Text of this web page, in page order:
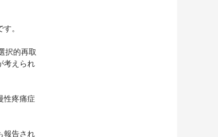
。
択的再取
考えられ
性疼痛症
報告され